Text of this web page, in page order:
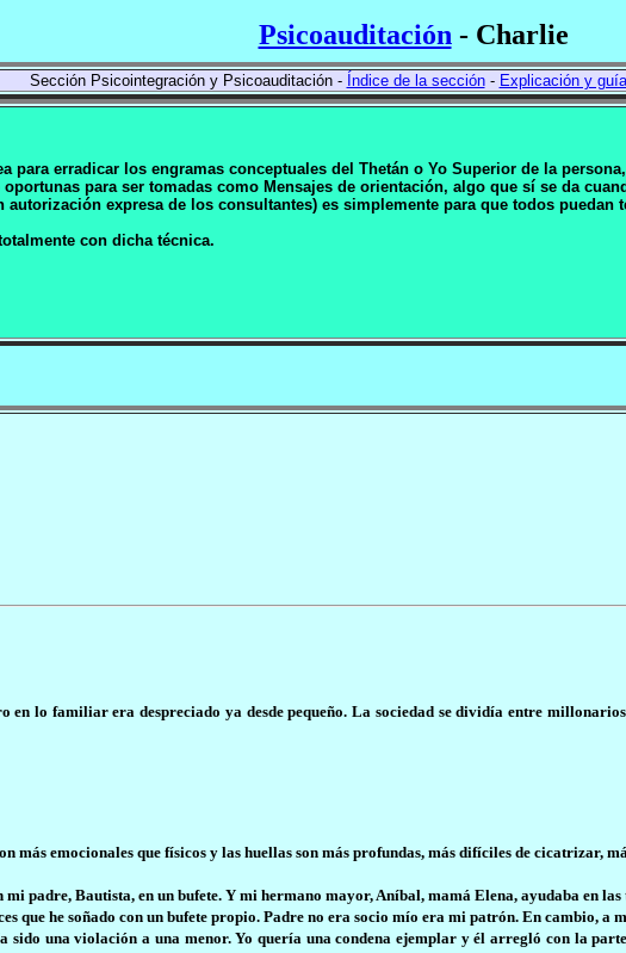
Psicoauditación - Charlie
Sección Psicointegración y Psicoauditación - Índice de la sección- Explicación y
erradicar los engramas conceptuales del Thetán o Yo Superior de la
para ser tomadas como Mensajes de orientación, algo que sí se da
expresa de los consultantes) es simplemente para que todos
con dicha técnica.
lo familiar era despreciado ya desde pequeño. La sociedad se dividía entre
más emocionales que físicos y las huellas son más profundas, más difíciles de cicatrizar,
padre, Bautista, en un bufete. Y mi hermano mayor, Aníbal, mamá Elena, ayudaba en las
que he soñado con un bufete propio. Padre no era socio mío era mi patrón. En cambio,
sido una violación a una menor. Yo quería una condena ejemplar y él arregló con la